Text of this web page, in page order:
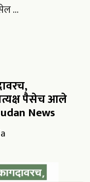
…
पैसेच आले
News